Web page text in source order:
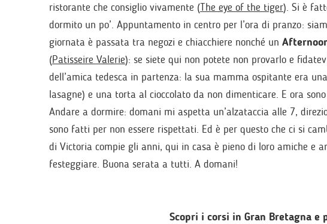
ristorante che consiglio vivamente (The eye of the tiger). Si è
dormito un po’. Appuntamento in centro per l’ora di pranzo:
giornata è passata tra negozi e chiacchiere nonché un
(Patisseire Valerie): se siete qui non potete non provarlo e
dell’amica tedesca in partenza: la sua mamma ospitante era
lasagne) e una torta al cioccolato da non dimenticare. E ora
Andare a dormire: domani mi aspetta un’alzataccia alle 7,
sono fatti per non essere rispettati. Ed è per questo che ci si
di Victoria compie gli anni, qui in casa è pieno di loro amiche e
festeggiare. Buona serata a tutti. A domani!
Scopri i corsi in Gran Bretagna e